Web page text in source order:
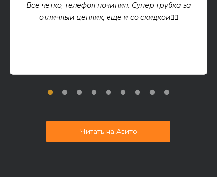
Все четко, телефон починил. Супер трубка за
отличный ценник, еще и со скидкой👍🏻
Читать на Авито